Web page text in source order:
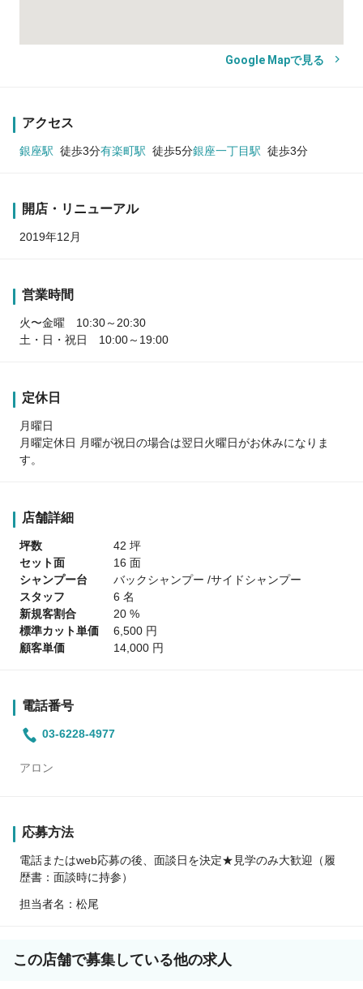
Google Mapで見る
アクセス
銀座駅 徒歩3分有楽町駅 徒歩5分銀座一丁目駅 徒歩3分
開店・リニューアル
2019年12月
営業時間
火〜金曜 10:30～20:30
土・日・祝日 10:00～19:00
定休日
月曜日
月曜定休日 月曜が祝日の場合は翌日火曜日がお休みになりま
す。
店舗詳細
坪数
42 坪
セット面
16 面
シャンプー台
バックシャンプー /サイドシャンプー
スタッフ
6 名
新規客割合
20 %
標準カット単価
6,500 円
顧客単価
14,000 円
電話番号
03-6228-4977
アロン
応募方法
電話またはweb応募の後、面談日を決定★見学のみ大歓迎（履
歴書：面談時に持参）
担当者名：松尾
この店舗で募集している他の求人